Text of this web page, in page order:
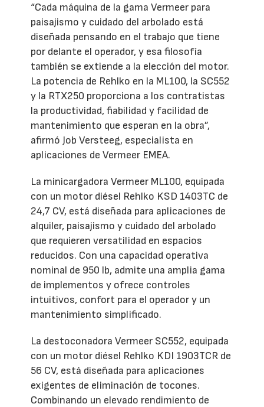
“Cada máquina de la gama Vermeer para
paisajismo y cuidado del arbolado está
diseñada pensando en el trabajo que tiene
por delante el operador, y esa filosofía
también se extiende a la elección del motor.
La potencia de Rehlko en la ML100, la SC552
y la RTX250 proporciona a los contratistas
la productividad, fiabilidad y facilidad de
mantenimiento que esperan en la obra”,
afirmó Job Versteeg, especialista en
aplicaciones de Vermeer EMEA.
La minicargadora Vermeer ML100, equipada
con un motor diésel Rehlko KSD 1403TC de
24,7 CV, está diseñada para aplicaciones de
alquiler, paisajismo y cuidado del arbolado
que requieren versatilidad en espacios
reducidos. Con una capacidad operativa
nominal de 950 lb, admite una amplia gama
de implementos y ofrece controles
intuitivos, confort para el operador y un
mantenimiento simplificado.
La destoconadora Vermeer SC552, equipada
con un motor diésel Rehlko KDI 1903TCR de
56 CV, está diseñada para aplicaciones
exigentes de eliminación de tocones.
Combinando un elevado rendimiento de